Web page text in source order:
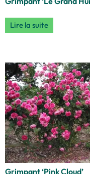
Lire la suite
Grimpant ‘Pink Cloud’